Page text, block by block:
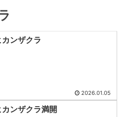
カンザクラ
2026.01.05
カンザクラ満開